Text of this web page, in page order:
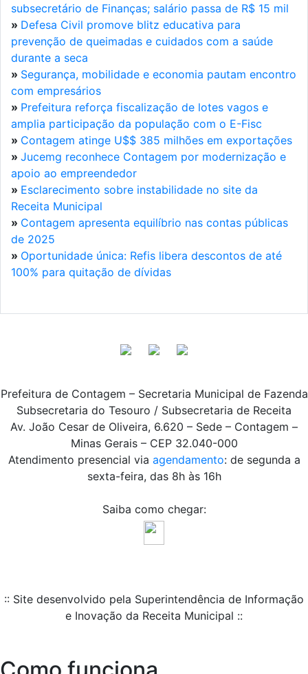
subsecretário de Finanças; salário passa de R$ 15 mil
» Defesa Civil promove blitz educativa para
prevenção de queimadas e cuidados com a saúde
durante a seca
» Segurança, mobilidade e economia pautam encontro
com empresários
» Prefeitura reforça fiscalização de lotes vagos e
amplia participação da população com o E-Fisc
» Contagem atinge U$$ 385 milhões em exportações
» Jucemg reconhece Contagem por modernização e
apoio ao empreendedor
» Esclarecimento sobre instabilidade no site da
Receita Municipal
» Contagem apresenta equilíbrio nas contas públicas
de 2025
» Oportunidade única: Refis libera descontos de até
100% para quitação de dívidas
Prefeitura de Contagem – Secretaria Municipal de Fazenda
Subsecretaria do Tesouro / Subsecretaria de Receita
Av. João Cesar de Oliveira, 6.620 – Sede – Contagem –
Minas Gerais – CEP 32.040-000
Atendimento presencial via agendamento: de segunda a
sexta-feira, das 8h às 16h
Saiba como chegar:
:: Site desenvolvido pela Superintendência de Informação
e Inovação da Receita Municipal ::